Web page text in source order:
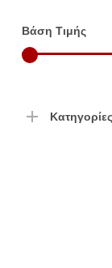
Βάση Τιμής
Κατηγορίες